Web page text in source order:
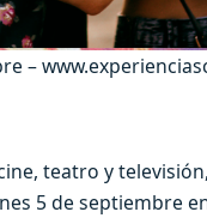
–
teatro y
5 de septiembre